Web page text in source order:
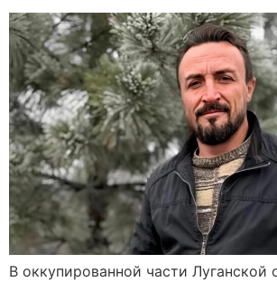
В оккупированной части Луганской